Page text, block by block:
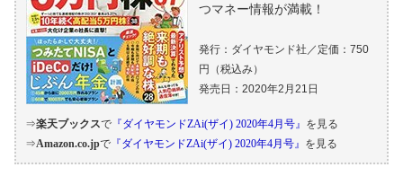
つマネー情報が満載！
発行：ダイヤモンド社／定価：750
円（税込み）
発売日：2020年2月21日
⇒楽天ブックスで 『ダイヤモンドZAi(ザイ) 2020年4月号』 を見る
⇒Amazon.co.jpで 『ダイヤモンドZAi(ザイ) 2020年4月号』 を見る